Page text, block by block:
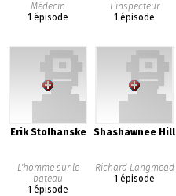
Médecin
1 épisode
L'inspecteur
1 épisode
Erik Stolhanske
L'homme sur le
bateau
1 épisode
Shashawnee Hill
Richard Langmead
1 épisode